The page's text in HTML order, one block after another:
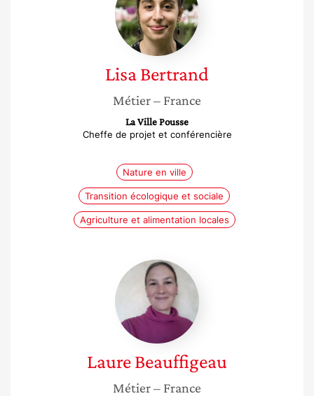
LisaBertrand
Métier– France
La Ville Pousse
Cheffe de projet et conférencière
Nature en ville
Transition écologique et sociale
Agriculture et alimentation locales
Laure
Beauffigeau
LaureBeauffigeau
Métier– France